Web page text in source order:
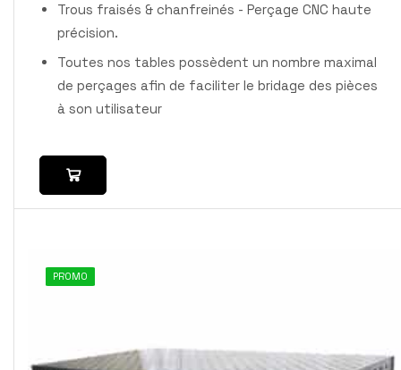
Trous fraisés & chanfreinés - Perçage CNC haute
précision.
Toutes nos tables possèdent un nombre maximal
de perçages afin de faciliter le bridage des pièces
à son utilisateur
PROMO